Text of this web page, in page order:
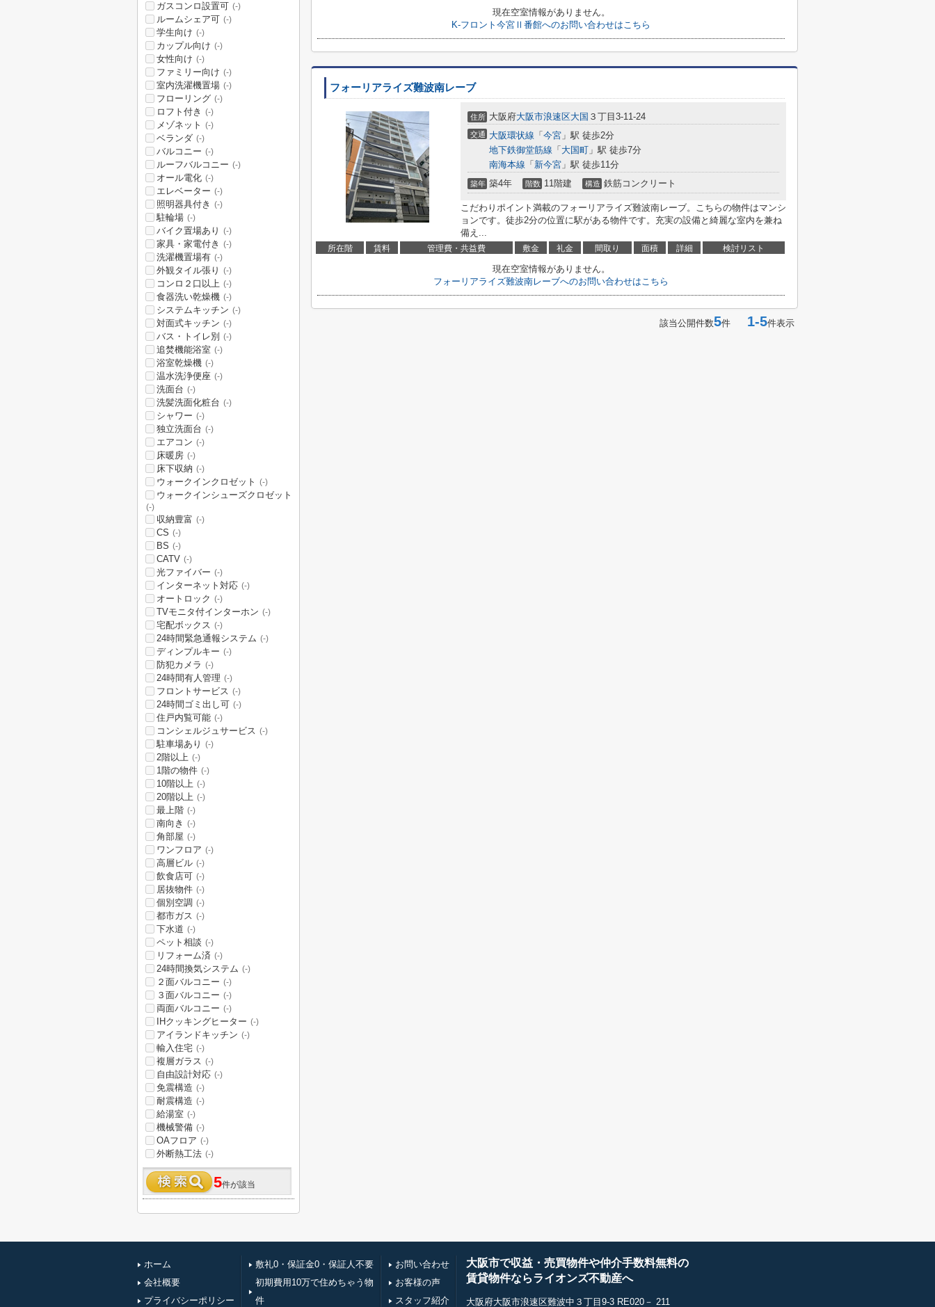
現在空室情報がありません。
K-フロント今宮Ⅱ番館へのお問い合わせはこちら
フォーリアライズ難波南レーブ
住所 大阪府大阪市浪速区大国 ３丁目3-11-24
交通 大阪環状線 「 今宮 」駅 徒歩2分
地下鉄御堂筋線 「 大国町 」駅 徒歩7分
南海本線 「 新今宮 」駅 徒歩11分
築年 築4年 階数 11階建 構造 鉄筋コンクリート
こだわりポイント満載のフォーリアライズ難波南レーブ。こちらの物件はマンシ
ョンです。徒歩2分の位置に駅がある物件です。充実の設備と綺麗な室内を兼ね
備え...
所在階 賃料 管理費・共益費 敷金 礼金 間取り 面積 詳細 検討リスト
現在空室情報がありません。
フォーリアライズ難波南レーブへのお問い合わせはこちら
該当公開件数5件 1-5件表示
ガスコンロ設置可 (-)
ルームシェア可 (-)
学生向け (-)
カップル向け (-)
女性向け (-)
ファミリー向け (-)
室内洗濯機置場 (-)
フローリング (-)
ロフト付き (-)
メゾネット (-)
ベランダ (-)
バルコニー (-)
ルーフバルコニー (-)
オール電化 (-)
エレベーター (-)
照明器具付き (-)
駐輪場 (-)
バイク置場あり (-)
家具・家電付き (-)
洗濯機置場有 (-)
外観タイル張り (-)
コンロ２口以上 (-)
食器洗い乾燥機 (-)
システムキッチン (-)
対面式キッチン (-)
バス・トイレ別 (-)
追焚機能浴室 (-)
浴室乾燥機 (-)
温水洗浄便座 (-)
洗面台 (-)
洗髪洗面化粧台 (-)
シャワー (-)
独立洗面台 (-)
エアコン (-)
床暖房 (-)
床下収納 (-)
ウォークインクロゼット (-)
ウォークインシューズクロゼット
(-)
収納豊富 (-)
CS (-)
BS (-)
CATV (-)
光ファイバー (-)
インターネット対応 (-)
オートロック (-)
TVモニタ付インターホン (-)
宅配ボックス (-)
24時間緊急通報システム (-)
ディンプルキー (-)
防犯カメラ (-)
24時間有人管理 (-)
フロントサービス (-)
24時間ゴミ出し可 (-)
住戸内覧可能 (-)
コンシェルジュサービス (-)
駐車場あり (-)
2階以上 (-)
1階の物件 (-)
10階以上 (-)
20階以上 (-)
最上階 (-)
南向き (-)
角部屋 (-)
ワンフロア (-)
高層ビル (-)
飲食店可 (-)
居抜物件 (-)
個別空調 (-)
都市ガス (-)
下水道 (-)
ペット相談 (-)
リフォーム済 (-)
24時間換気システム (-)
２面バルコニー (-)
３面バルコニー (-)
両面バルコニー (-)
IHクッキングヒーター (-)
アイランドキッチン (-)
輸入住宅 (-)
複層ガラス (-)
自由設計対応 (-)
免震構造 (-)
耐震構造 (-)
給湯室 (-)
機械警備 (-)
OAフロア (-)
外断熱工法 (-)
5件が該当
ホーム
会社概要
プライバシーポリシー
敷礼0・保証金0・保証人不要
初期費用10万で住めちゃう物
件
お問い合わせ
お客様の声
スタッフ紹介
大阪市で収益・売買物件や仲介手数料無料の
賃貸物件ならライオンズ不動産へ
大阪府大阪市浪速区難波中３丁目9-3 RE020－ 211